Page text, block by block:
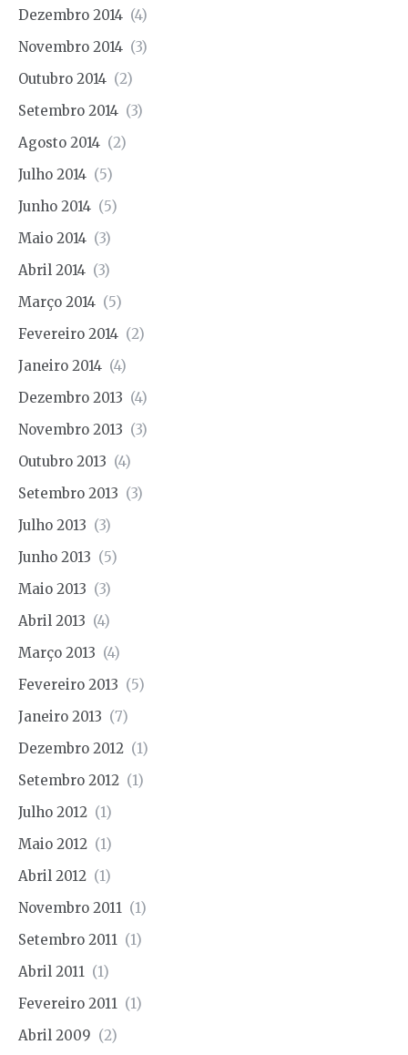
Dezembro 2014 (4)
Novembro 2014 (3)
Outubro 2014 (2)
Setembro 2014 (3)
Agosto 2014 (2)
Julho 2014 (5)
Junho 2014 (5)
Maio 2014 (3)
Abril 2014 (3)
Março 2014 (5)
Fevereiro 2014 (2)
Janeiro 2014 (4)
Dezembro 2013 (4)
Novembro 2013 (3)
Outubro 2013 (4)
Setembro 2013 (3)
Julho 2013 (3)
Junho 2013 (5)
Maio 2013 (3)
Abril 2013 (4)
Março 2013 (4)
Fevereiro 2013 (5)
Janeiro 2013 (7)
Dezembro 2012 (1)
Setembro 2012 (1)
Julho 2012 (1)
Maio 2012 (1)
Abril 2012 (1)
Novembro 2011 (1)
Setembro 2011 (1)
Abril 2011 (1)
Fevereiro 2011 (1)
Abril 2009 (2)